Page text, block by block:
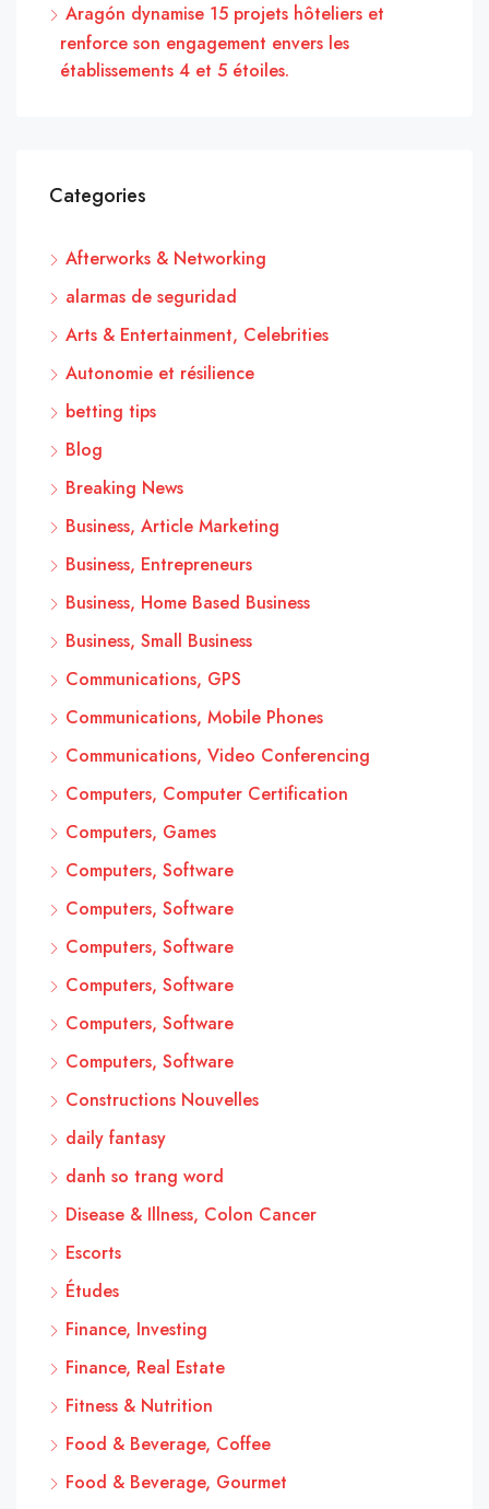
Aragón dynamise 15 projets hôteliers et
renforce son engagement envers les
établissements 4 et 5 étoiles.
Categories
Afterworks & Networking
alarmas de seguridad
Arts & Entertainment, Celebrities
Autonomie et résilience
betting tips
Blog
Breaking News
Business, Article Marketing
Business, Entrepreneurs
Business, Home Based Business
Business, Small Business
Communications, GPS
Communications, Mobile Phones
Communications, Video Conferencing
Computers, Computer Certification
Computers, Games
Computers, Software
Computers, Software
Computers, Software
Computers, Software
Computers, Software
Computers, Software
Constructions Nouvelles
daily fantasy
danh so trang word
Disease & Illness, Colon Cancer
Escorts
Études
Finance, Investing
Finance, Real Estate
Fitness & Nutrition
Food & Beverage, Coffee
Food & Beverage, Gourmet